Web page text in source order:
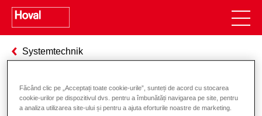
Systemtechnik
Responsabilitate pentru energie și
Făcând clic pe „Acceptați toate cookie-urile”, sunteți de acord cu stocarea
cookie-urilor pe dispozitivul dvs. pentru a îmbunătăți navigarea pe site, pentru
a analiza utilizarea site-ului și pentru a ajuta eforturile noastre de marketing.